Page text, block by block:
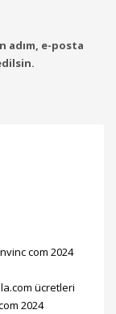
adım, e-posta
com 2024
ücretleri
2024